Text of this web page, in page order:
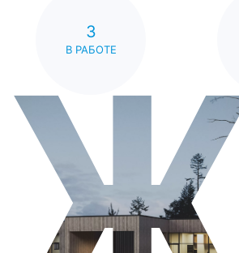
3
В РАБОТЕ